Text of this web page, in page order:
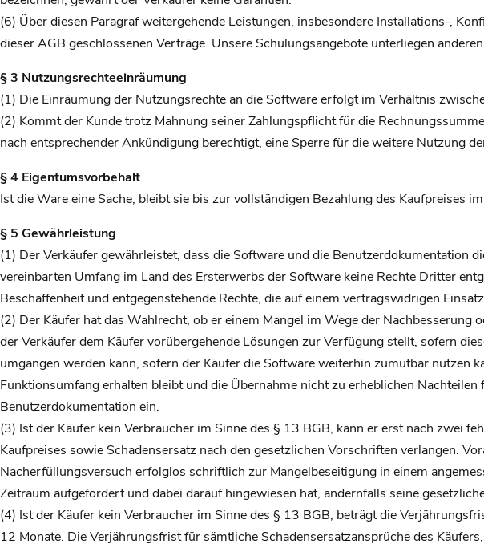
(6) Über diesen Paragraf weitergehende Leistungen, insbesondere Installations-,
dieser AGB geschlossenen Verträge. Unsere Schulungsangebote unterliegen
§ 3 Nutzungsrechteeinräumung
(1) Die Einräumung der Nutzungsrechte an die Software erfolgt im Verhältnis
(2) Kommt der Kunde trotz Mahnung seiner Zahlungspflicht für die
nach entsprechender Ankündigung berechtigt, eine Sperre für die weitere Nutzung
§ 4 Eigentumsvorbehalt
Ist die Ware eine Sache, bleibt sie bis zur vollständigen Bezahlung des Kaufpreises
§ 5 Gewährleistung
(1) Der Verkäufer gewährleistet, dass die Software und die Benutzerdokumentation
vereinbarten Umfang im Land des Ersterwerbs der Software keine Rechte Dritter
Beschaffenheit und entgegenstehende Rechte, die auf einem vertragswidrigen
(2) Der Käufer hat das Wahlrecht, ob er einem Mangel im Wege der
der Verkäufer dem Käufer vorübergehende Lösungen zur Verfügung stellt, sofern
umgangen werden kann, sofern der Käufer die Software weiterhin zumutbar nutzen
Funktionsumfang erhalten bleibt und die Übernahme nicht zu erheblichen
Benutzerdokumentation ein.
(3) Ist der Käufer kein Verbraucher im Sinne des § 13 BGB, kann er erst nach zwei
Kaufpreises sowie Schadensersatz nach den gesetzlichen Vorschriften verlangen.
Nacherfüllungsversuch erfolglos schriftlich zur Mangelbeseitigung in einem
Zeitraum aufgefordert und dabei darauf hingewiesen hat, andernfalls seine
(4) Ist der Käufer kein Verbraucher im Sinne des § 13 BGB, beträgt die
12 Monate. Die Verjährungsfrist für sämtliche Schadensersatzansprüche des